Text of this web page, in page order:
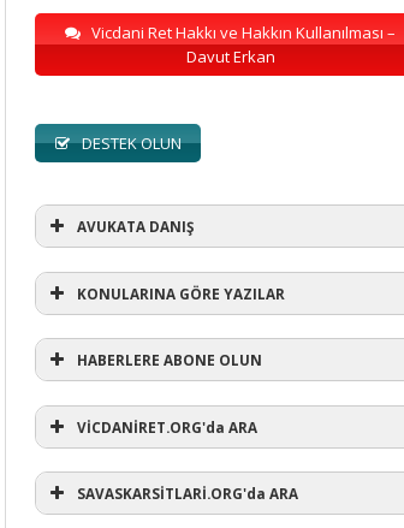
Vicdani Ret Hakkı ve Hakkın Kullanılması –
Davut Erkan
DESTEK OLUN
AVUKATA DANIŞ
AVUKATA DANIŞ
KONULARINA GÖRE YAZILAR
KONULARINA GÖRE YAZILAR
#refusewar(1)
'dur' ihtarı(3)
HABERLERE ABONE OLUN
VİCDANİRET.ORG'da ARA
SAVASKARSİTLARİ.ORG'da ARA